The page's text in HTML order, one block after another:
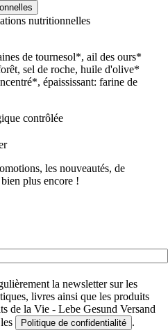
nutritionnelles
de tournesol*, ail des ours*
sel de roche, huile d'olive*
épaississant: farine de
contrôlée
les nouveautés, de
plus encore !
la newsletter sur les
livres ainsi que les produits
de la Vie - Lebe Gesund Versand
Politique de confidentialité .